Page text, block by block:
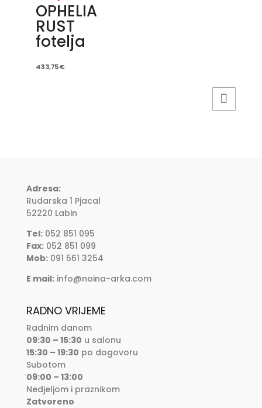
OPHELIA
RUST
fotelja
433,75€
Adresa:
Rudarska 1 Pjacal
52220 Labin
Tel:052 851 095
Fax:052 851 099
Mob:091 561 3254
E mail: info@noina-arka.com
RADNO VRIJEME
Radnim danom
09:30 – 15:30 u salonu
15:30 – 19:30 po dogovoru
Subotom
09:00 – 13:00
Nedjeljom i praznikom
Zatvoreno